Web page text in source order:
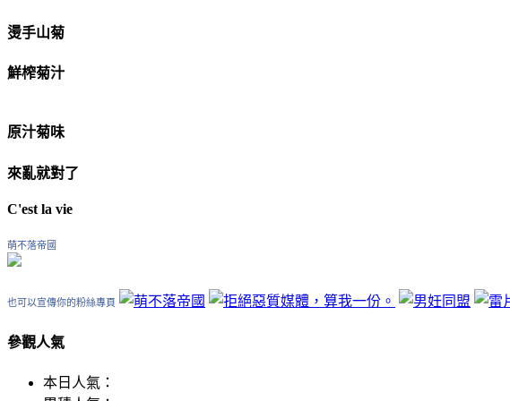
燙手山菊
鮮榨菊汁
原汁菊味
來亂就對了
C'est la vie
萌不落帝國
也可以宣傳你的粉絲專頁
參觀人氣
本日人氣：